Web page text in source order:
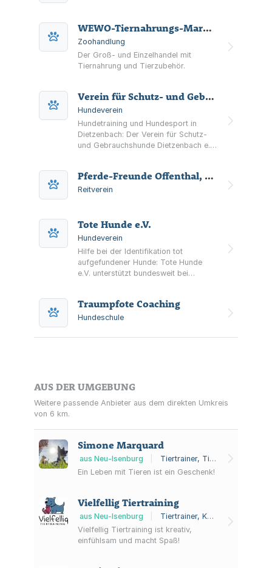
WEWO-Tiernahrungs-Markt GmbH Fachmarkt für Tiernahrung und Tierzubehör
Zoohandlung
Der Groß- und Einzelhandel mit
Tiernahrung und Tierzubehör.
Verein für Schutz- und Gebrauchshunde Dietzenbach
Hundeverein
Hundetraining und Hundesport in
Dietzenbach: Der Verein für Schutz-
und Gebrauchshunde Dietzenbach e.V.
Vorbereitung auf die
Begleithundeprüfung.
Pferde-Freunde Offenthal, Reit- und Fahrverein
Reitverein
Tote Hunde e.V.
Hundeverein
Hilfe bei der Identifikation tot
aufgefundener Hunde: Tote Hunde
e.V. unterstützt bundesweit bei
Registrierpflicht.
Traumpfote Coaching
Hundeschule
AUS DER UMGEBUNG
Weitere passende Anbieter aus dem direkten Umkreis
von 6 km.
Simone Marquard
aus Neu-Isenburg
Tiertrainer, Tierverhaltensberatung, Hundeschule
Ein Leben mit Tieren ist ein Geschenk!
Vielfellig Tiertraining
aus Neu-Isenburg
Tiertrainer, Katzenverhaltensberatung, Katzentraining
Vielfellig Tiertraining ist kreativ,
einfühlsam und macht Spaß!